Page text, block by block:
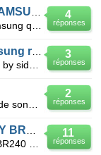
4
réponses
3
réponses
2
réponses
11
réponses